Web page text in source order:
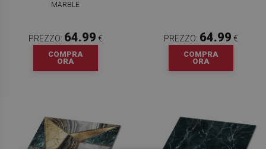
MARBLE
PREZZO: 64.99 €
COMPRA
ORA
PREZZO: 64.99 €
COMPRA
ORA